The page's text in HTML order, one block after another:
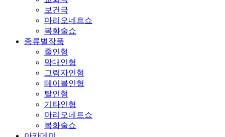
보건극
마리오네트쇼
복화술쇼
종류별작품
줄인형
막대인형
그림자인형
테이블인형
탈인형
기타인형
마리오네트쇼
복화술쇼